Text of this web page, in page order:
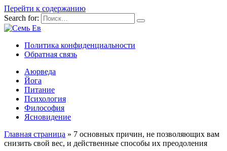
Перейти к содержанию
Search for:
Политика конфиденциальности
Обратная связь
Аюрведа
Йога
Питание
Психология
Философия
Ясновидение
Главная страница » 7 основных причин, не позволяющих вам
снизить свой вес, и действенные способы их преодоления